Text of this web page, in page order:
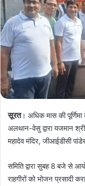
सूरत। अधिक मास की
अलथान-वेसु द्वारा यजमान
महादेव मंदिर, जीआईडीसी
समिति द्वारा सुबह 8 बजे से
राहगीरों को भोजन प्रसादी